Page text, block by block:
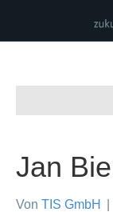
Jan
Von TIS GmbH